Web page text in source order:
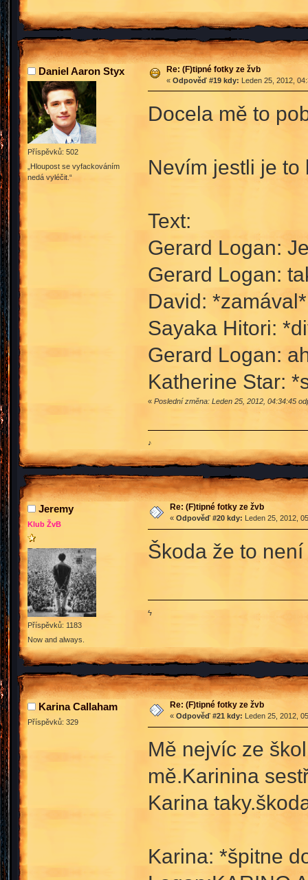
Daniel Aaron Styx
Příspěvků: 502
„Hloupost se vyfackováním
nedá vyléčit.“
Re: (F)tipné fotky ze žvb
« Odpověď #19 kdy: Leden 25, 2012,
Docela mě to
Nevím jestli je to
Text:
Gerard Logan:
Gerard Logan:
David: *zamával*
Sayaka Hitori:
Gerard Logan:
Katherine Star:
« Poslední změna: Leden 25, 2012, 04:34:45
♪
Jeremy
Klub ŽvB
Příspěvků: 1183
Now and always.
Re: (F)tipné fotky ze žvb
« Odpověď #20 kdy: Leden 25, 2012,
Škoda že to
ϟ
Karina Callaham
Příspěvků: 329
Re: (F)tipné fotky ze žvb
« Odpověď #21 kdy: Leden 25, 2012,
Mě nejvíc ze
mě.Karinina
Karina
Karina: *špitne